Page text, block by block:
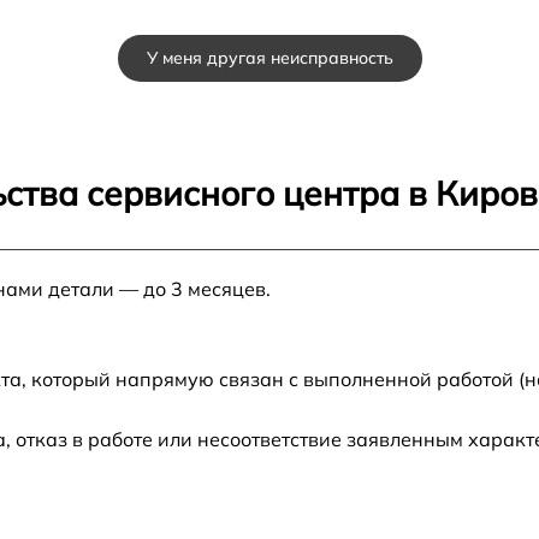
от 60 мин
У меня другая неисправность
сервисного центра в
детали — до 3 месяцев.
который напрямую связан с выполненной работой
в работе или несоответствие заявленным